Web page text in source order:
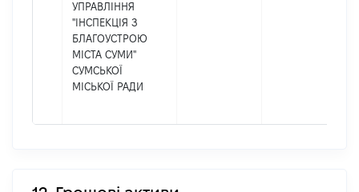
УПРАВЛІННЯ
"ІНСПЕКЦІЯ З
БЛАГОУСТРОЮ
МІСТА СУМИ"
СУМСЬКОЇ
МІСЬКОЇ РАДИ